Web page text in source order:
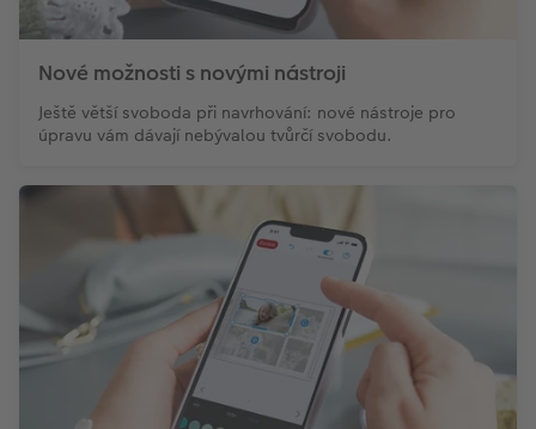
Nové možnosti s novými nástroji
Ještě větší svoboda při navrhování: nové nástroje pro
úpravu vám dávají nebývalou tvůrčí svobodu.